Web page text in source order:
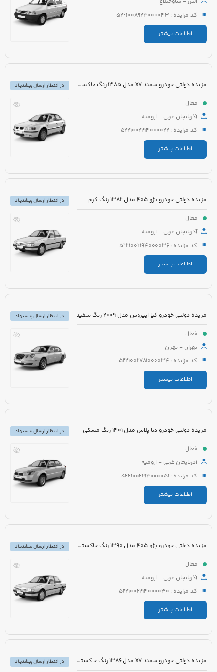
کد مزایده : 5221008924000043
اطلاعات بیشتر
مزایده دولتی خودرو سمند X7 مدل 1385 رنگ خاکستری
فعال
آذربایجان غربی - ارومیه
کد مزایده : 5221002194000022
اطلاعات بیشتر
در انتظار ارسال پیشنهاد
مزایده دولتی خودرو پژو 405 مدل 1382 رنگ کرم
فعال
آذربایجان غربی - ارومیه
کد مزایده : 5221002194000036
اطلاعات بیشتر
در انتظار ارسال پیشنهاد
مزایده دولتی خودرو کیا اپیروس مدل 2009 رنگ سفید
فعال
تهران - تهران
کد مزایده : 5221002781000034
اطلاعات بیشتر
در انتظار ارسال پیشنهاد
مزایده دولتی خودرو دنا پلاس مدل 1401 رنگ مشکی
فعال
آذربایجان غربی - ارومیه
کد مزایده : 5221002194000051
اطلاعات بیشتر
در انتظار ارسال پیشنهاد
مزایده دولتی خودرو پژو 405 مدل 1390 رنگ خاکستری
فعال
آذربایجان غربی - ارومیه
کد مزایده : 5221002194000030
اطلاعات بیشتر
در انتظار ارسال پیشنهاد
مزایده دولتی خودرو سمند X7 مدل 1386 رنگ خاکستری
در انتظار ارسال پیشنهاد